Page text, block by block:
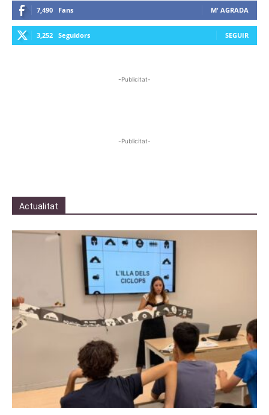
7,490 Fans M' AGRADA
3,252 Seguidors SEGUIR
-Publicitat-
-Publicitat-
Actualitat